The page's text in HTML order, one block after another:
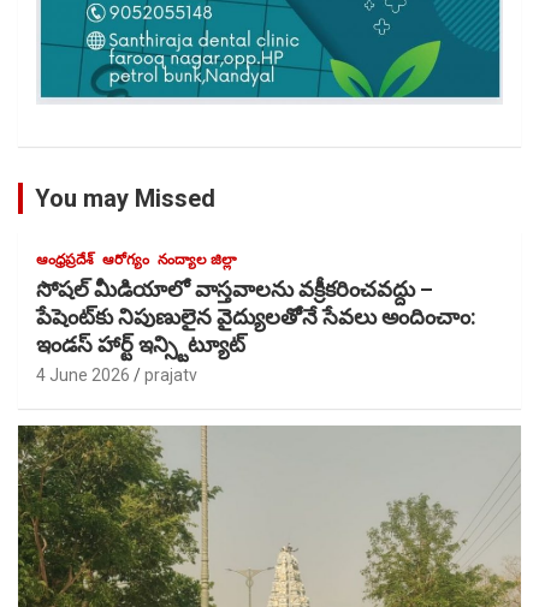
You may Missed
ఆంధ్రప్రదేశ్ ఆరోగ్యం నంద్యాల జిల్లా
సోషల్ మీడియాలో వాస్తవాలను వక్రీకరించవద్దు –
పేషెంట్‌కు నిపుణులైన వైద్యులతోెనే సేవలు అందించాం:
ఇండస్ హార్ట్ ఇన్స్టిట్యూట్
4 June 2026 prajatv